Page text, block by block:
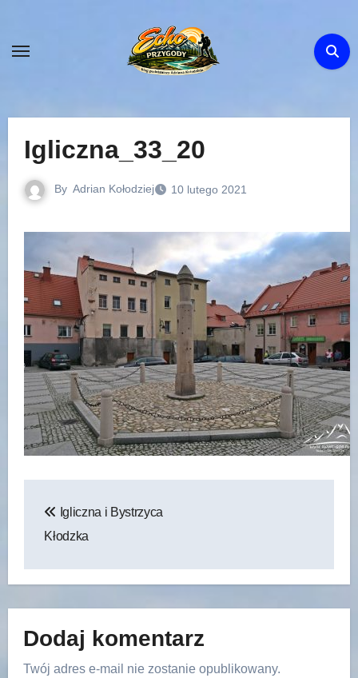
content
Igliczna_33_20
By Adrian Kołodziej 10 lutego 2021
wpisu
Igliczna i Bystrzyca
Kłodzka
Dodaj komentarz
Twój adres e-mail nie zostanie opublikowany.